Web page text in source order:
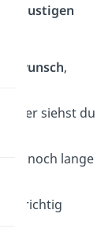
lustigen
,
älter siehst du
noch lange
richtig